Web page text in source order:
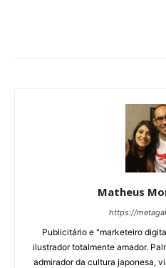
Matheus
https://
Publicitário e "marketeiro
ilustrador totalmente amador.
admirador da cultura japonesa,